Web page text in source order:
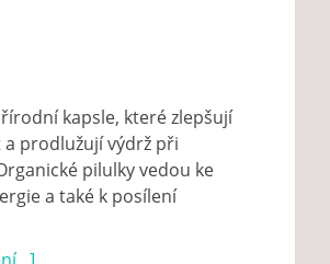
kapsle, které zlepšují
prodlužují výdrž při
pilulky vedou ke
a také k posílení